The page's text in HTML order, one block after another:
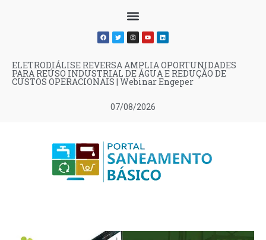
07/08/2026
ELETRODIÁLISE REVERSA AMPLIA OPORTUNIDADES
PARA REÚSO INDUSTRIAL DE ÁGUA E REDUÇÃO DE
CUSTOS OPERACIONAIS | Webinar Engeper